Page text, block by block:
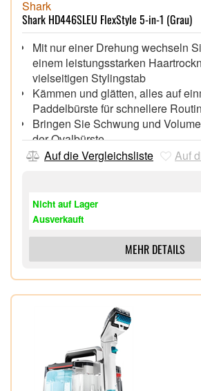
Shark
Shark HD446SLEU FlexStyle 5-in-1 (Grau)
Mit nur einer Drehung wechseln
einem leistungsstarken
vielseitigen Stylingstab
Kämmen und glätten, alles auf
Paddelbürste für schnellere
Bringen Sie Schwung und
der Ovalbürste,
Perfektionieren Sie das Trocknen
schnelles, gleichmäßiges
Haaransatz bis in die Spitzen
Locken, Volumen, glätten und
Styling-Aufsätzen. Perfekt für alle
#allhairkind.
2 Lockenaufsätze (für beide
Coanda-Technologie wickelt und
mühelose Locken in
Kompakt und leicht - Immer
Sie sind. Mehr Geschmeidigkeit
Weniger Kräuseln und fliegendes
Auf die Vergleichsliste Auf
Nicht auf Lager
Ausverkauft
MEHR DETAILS